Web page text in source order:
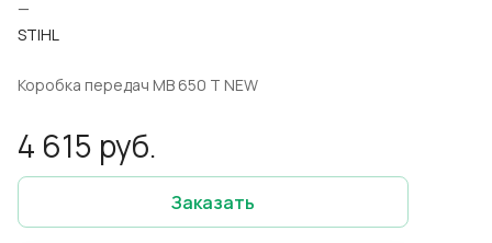
—
STIHL
Коробка передач MB 650 T NEW
4 615 руб.
Заказать